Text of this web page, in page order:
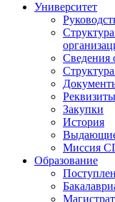
Университет
Сведения
Реквизиты
Закупки
История
Миссия
Образование